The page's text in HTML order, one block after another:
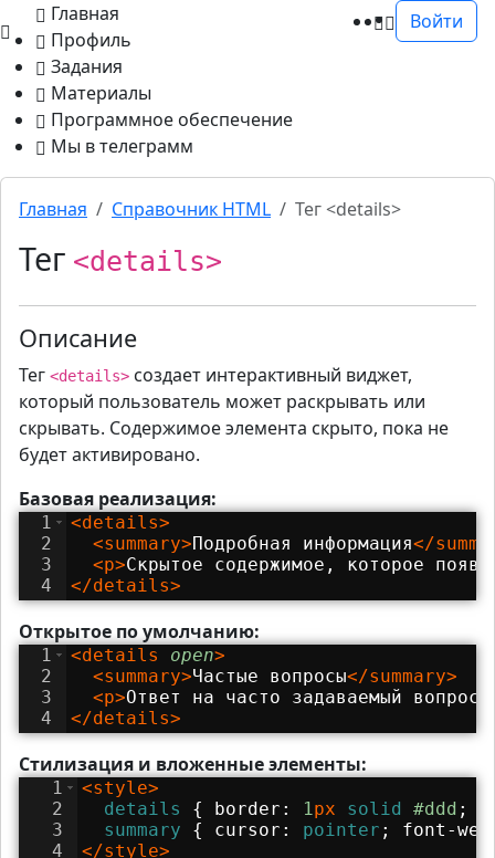
Войти
Главная
Профиль
Задания
Материалы
Программное обеспечение
Мы в телеграмм
Главная Cправочник HTML Тег <details>
Тег <details>
Описание
Тег <details> создает интерактивный виджет,
который пользователь может раскрывать или
скрывать. Содержимое элемента скрыто, пока не
будет активировано.
Базовая реализация:
1
2
3
4
<details>
<summary>Подробная информация</
<p>Скрытое содержимое, которое
</details>
Открытое по умолчанию:
1
2
3
4
<details open>
<summary>Частые вопросы</summary>
<p>Ответ на часто задаваемый вопрос.
</details>
Стилизация и вложенные элементы:
1
2
3
4
<style>
details
{ border : 1px solid #ddd ;
summary
{ cursor : pointer ;
font-
</style>